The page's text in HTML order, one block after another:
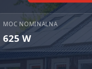
MOC NOMINALNA
625 W